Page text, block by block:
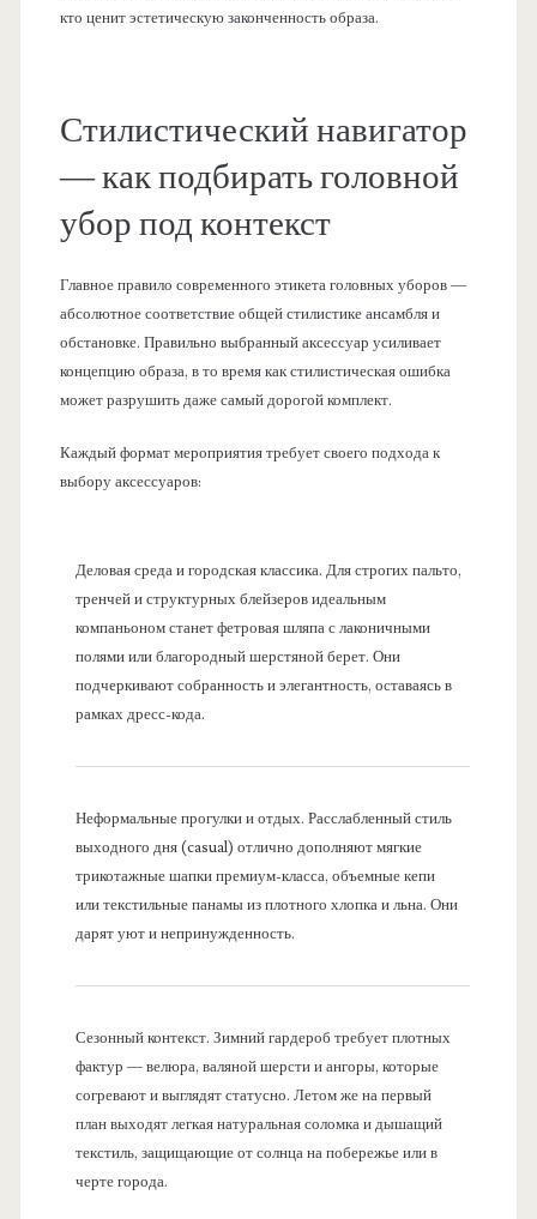
кто ценит эстетическую законченность образа.
Стилистический навигатор
— как подбирать головной
убор под контекст
Главное правило современного этикета головных уборов —
абсолютное соответствие общей стилистике ансамбля и
обстановке. Правильно выбранный аксессуар усиливает
концепцию образа, в то время как стилистическая ошибка
может разрушить даже самый дорогой комплект.
Каждый формат мероприятия требует своего подхода к
выбору аксессуаров:
Деловая среда и городская классика. Для строгих пальто,
тренчей и структурных блейзеров идеальным
компаньоном станет фетровая шляпа с лаконичными
полями или благородный шерстяной берет. Они
подчеркивают собранность и элегантность, оставаясь в
рамках дресс-кода.
Неформальные прогулки и отдых. Расслабленный стиль
выходного дня (casual) отлично дополняют мягкие
трикотажные шапки премиум-класса, объемные кепи
или текстильные панамы из плотного хлопка и льна. Они
дарят уют и непринужденность.
Сезонный контекст. Зимний гардероб требует плотных
фактур — велюра, валяной шерсти и ангоры, которые
согревают и выглядят статусно. Летом же на первый
план выходят легкая натуральная соломка и дышащий
текстиль, защищающие от солнца на побережье или в
черте города.